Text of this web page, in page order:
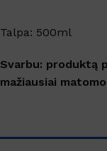
Talpa: 500ml
Svarbu: produktą
mažiausiai